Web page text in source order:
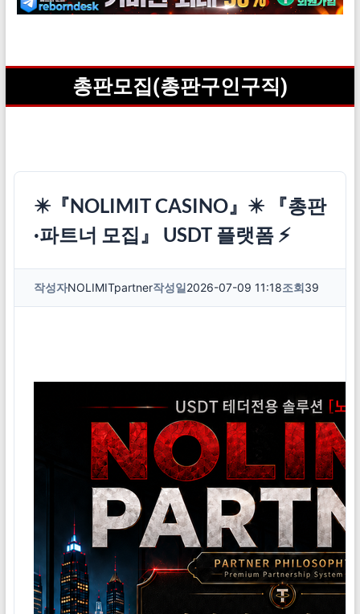
총판모집(총판구인구직)
✴️『NOLIMIT CASINO』✴️ 『총판
·파트너 모집』 USDT 플랫폼 ⚡
작성자NOLIMITpartner작성일2026-07-09 11:18조회39